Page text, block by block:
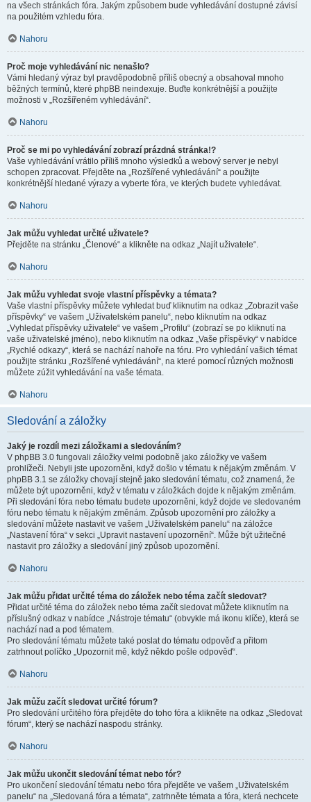
na všech stránkách fóra. Jakým způsobem bude vyhledávání dostupné závisí
na použitém vzhledu fóra.
Nahoru
Proč moje vyhledávání nic nenašlo?
Vámi hledaný výraz byl pravděpodobně příliš obecný a obsahoval mnoho
běžných termínů, které phpBB neindexuje. Buďte konkrétnější a použijte
možnosti v „Rozšířeném vyhledávání“.
Nahoru
Proč se mi po vyhledávání zobrazí prázdná stránka!?
Vaše vyhledávání vrátilo příliš mnoho výsledků a webový server je nebyl
schopen zpracovat. Přejděte na „Rozšířené vyhledávání“ a použijte
konkrétnější hledané výrazy a vyberte fóra, ve kterých budete vyhledávat.
Nahoru
Jak můžu vyhledat určité uživatele?
Přejděte na stránku „Členové“ a klikněte na odkaz „Najít uživatele“.
Nahoru
Jak můžu vyhledat svoje vlastní příspěvky a témata?
Vaše vlastní příspěvky můžete vyhledat buď kliknutím na odkaz „Zobrazit vaše
příspěvky“ ve vašem „Uživatelském panelu“, nebo kliknutím na odkaz
„Vyhledat příspěvky uživatele“ ve vašem „Profilu“ (zobrazí se po kliknutí na
vaše uživatelské jméno), nebo kliknutím na odkaz „Vaše příspěvky“ v nabídce
„Rychlé odkazy“, která se nachází nahoře na fóru. Pro vyhledání vašich témat
použijte stránku „Rozšířené vyhledávání“, na které pomocí různých možnosti
můžete zúžit vyhledávání na vaše témata.
Nahoru
Sledování a záložky
Jaký je rozdíl mezi záložkami a sledováním?
V phpBB 3.0 fungovali záložky velmi podobně jako záložky ve vašem
prohlížeči. Nebyli jste upozorněni, když došlo v tématu k nějakým změnám. V
phpBB 3.1 se záložky chovají stejně jako sledování tématu, což znamená, že
můžete být upozorněni, když v tématu v záložkách dojde k nějakým změnám.
Při sledování fóra nebo tématu budete upozorněni, když dojde ve sledovaném
fóru nebo tématu k nějakým změnám. Způsob upozornění pro záložky a
sledování můžete nastavit ve vašem „Uživatelském panelu“ na záložce
„Nastavení fóra“ v sekci „Upravit nastavení upozornění“. Může být užitečné
nastavit pro záložky a sledování jiný způsob upozornění.
Nahoru
Jak můžu přidat určité téma do záložek nebo téma začít sledovat?
Přidat určité téma do záložek nebo téma začít sledovat můžete kliknutím na
příslušný odkaz v nabídce „Nástroje tématu“ (obvykle má ikonu klíče), která se
nachází nad a pod tématem.
Pro sledování tématu můžete také poslat do tématu odpověď a přitom
zatrhnout políčko „Upozornit mě, když někdo pošle odpověď“.
Nahoru
Jak můžu začít sledovat určité fórum?
Pro sledování určitého fóra přejděte do toho fóra a klikněte na odkaz „Sledovat
fórum“, který se nachází naspodu stránky.
Nahoru
Jak můžu ukončit sledování témat nebo fór?
Pro ukončení sledování tématu nebo fóra přejděte ve vašem „Uživatelském
panelu“ na „Sledovaná fóra a témata“, zatrhněte témata a fóra, která nechcete